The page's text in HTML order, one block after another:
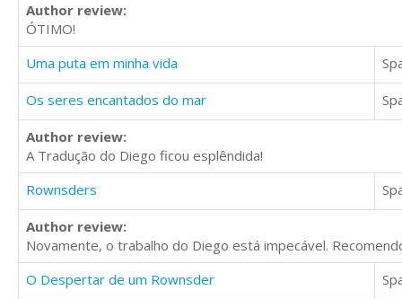
Author review:
ÓTIMO!
Uma puta em minha vida
Os seres encantados do mar
Author review:
A Tradução do Diego ficou esplêndida!
Rownsders
Author review:
Novamente, o trabalho do Diego está impecável.
O Despertar de um Rownsder